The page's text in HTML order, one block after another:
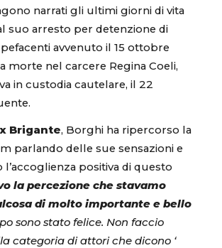
narrati gli ultimi giorni di vita
suo arresto per detenzione di
avvenuto il 15 ottobre
morte nel carcere Regina Coeli,
in custodia cautelare, il 22
Brigante, Borghi ha ripercorso la
parlando delle sue sensazioni e
positiva di questo
la percezione che stavamo
di molto importante e bello
sono stato felice. Non faccio
categoria di attori che dicono ‘